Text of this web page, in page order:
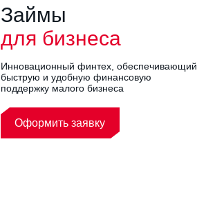
Займы
для бизнеса
Инновационный финтех, обеспечивающий
быструю и удобную финансовую
поддержку малого бизнеса
Оформить заявку